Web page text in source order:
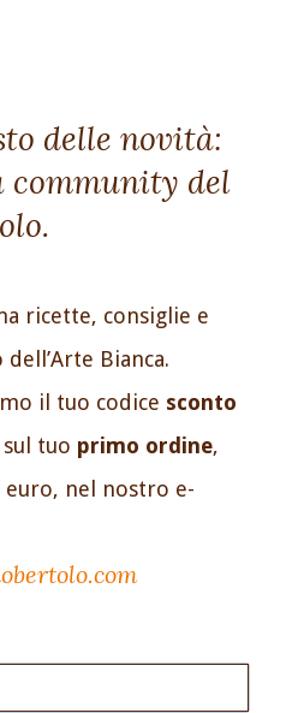
delle novità:
del
ricette, consiglie e
Bianca.
il tuo codice sconto
sul tuo primo ordine,
euro, nel nostro e-